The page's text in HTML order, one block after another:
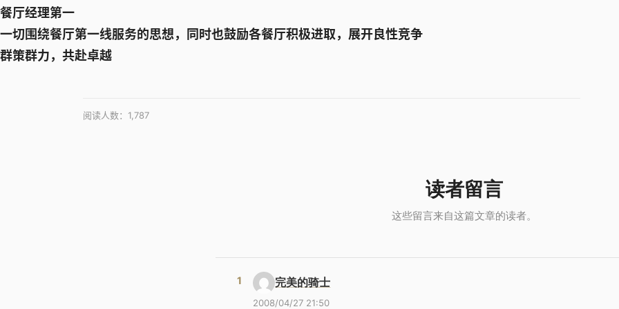
餐厅经理第一
一切围绕餐厅第一线服务的思想，同时也鼓励各餐厅积极进取，展开良性竞争
群策群力，共赴卓越
阅读人数： 1,787
完美的骑士
2008/04/27 21:50